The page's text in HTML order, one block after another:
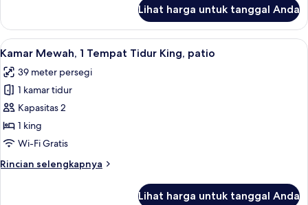
View)
Kamar
Mewah,
1
Tidur
King
Hills
View)
Lihat harga untuk tanggal Anda
Lihat
semua
foto
untuk
Kamar
Mewah,
1
Tidur
Kamar Mewah, 1 Tempat Tidur
5
Kamar Mewah, 1 Tempat Tidur King, patio
39 meter persegi
1 kamar tidur
Kapasitas 2
1 king
Wi-Fi Gratis
Rincian selengkapnya
Rincian
Lihat harga untuk tanggal Anda